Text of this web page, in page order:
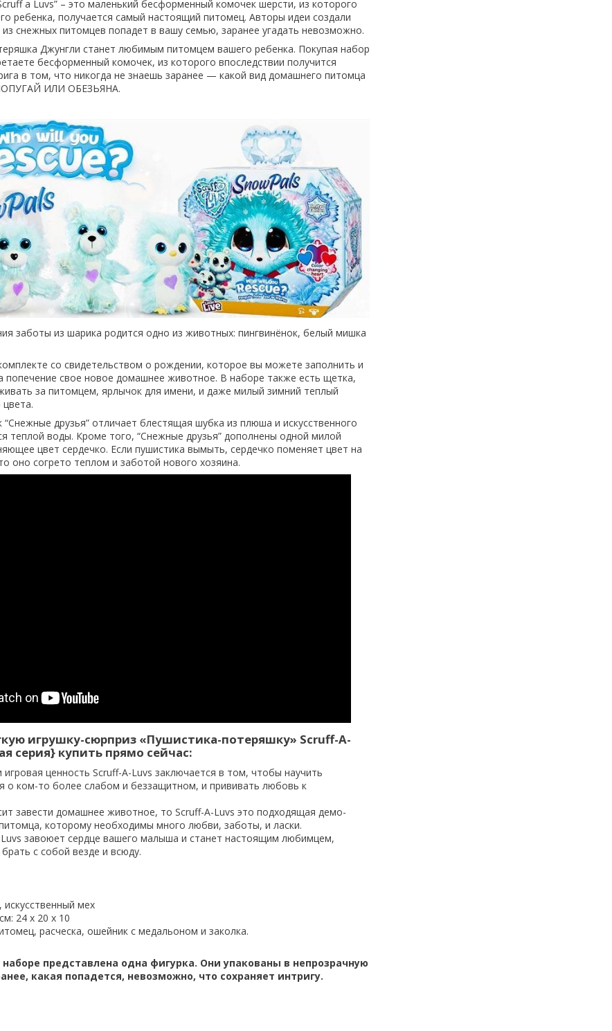
a Luvs” – это маленький бесформенный комочек шерсти, из которого
ребенка, получается самый настоящий питомец. Авторы идеи создали
из снежных питомцев попадет в вашу семью, заранее угадать невозможно.
Джунгли станет любимым питомцем вашего ребенка. Покупая набор
бесформенный комочек, из которого впоследствии получится
в том, что никогда не знаешь заранее — какой вид домашнего питомца
ИЛИ ОБЕЗЬЯНА.
заботы из шарика родится одно из животных: пингвинёнок, белый мишка
со свидетельством о рождении, которое вы можете заполнить и
попечение свое новое домашнее животное. В наборе также есть щетка,
за питомцем, ярлычок для имени, и даже милый зимний теплый
друзья” отличает блестящая шубка из плюша и искусственного
теплой воды. Кроме того, “Снежные друзья” дополнены одной милой
цвет сердечко. Если пушистика вымыть, сердечко поменяет цвет на
оно согрето теплом и заботой нового хозяина.
игрушку-сюрприз «Пушистика-потеряшку» Scruff-A-
серия} купить прямо сейчас:
ценность Scruff-A-Luvs заключается в том, чтобы научить
о ком-то более слабом и беззащитном, и прививать любовь к
завести домашнее животное, то Scruff-A-Luvs это подходящая демо-
которому необходимы много любви, заботы, и ласки.
завоюет сердце вашего малыша и станет настоящим любимцем,
с собой везде и всюду.
мех
24 х 20 х 10
расческа, ошейник с медальоном и заколка.
представлена одна фигурка. Они упакованы в непрозрачную
какая попадется, невозможно, что сохраняет интригу.